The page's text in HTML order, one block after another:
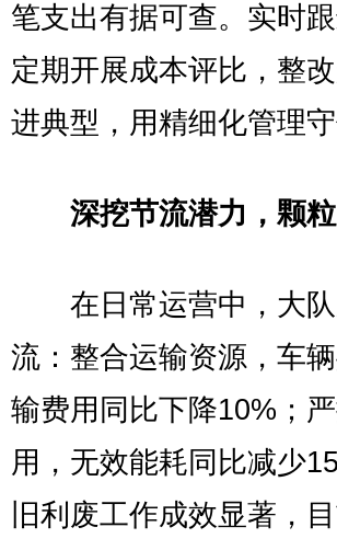
笔支出有据可查。实时
定期开展成本评比，整
进典型，用精细化管理
深挖节流潜力，颗
在日常运营中，大队
流：整合运输资源，车
输费用同比下降10%；
用，无效能耗同比减少
旧利废工作成效显著，